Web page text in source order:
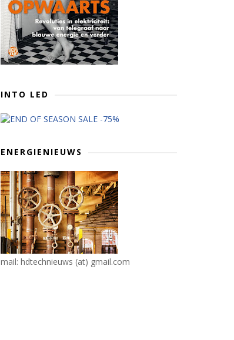
INTO LED
ENERGIENIEUWS
mail: hdtechnieuws (at) gmail.com